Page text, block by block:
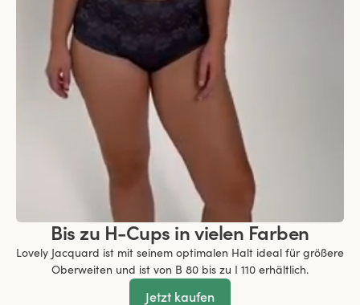
Bis zu H-Cups in vielen Farben
Lovely Jacquard ist mit seinem optimalen Halt ideal für größere
Oberweiten und ist von B 80 bis zu I 110 erhältlich.
Jetzt kaufen